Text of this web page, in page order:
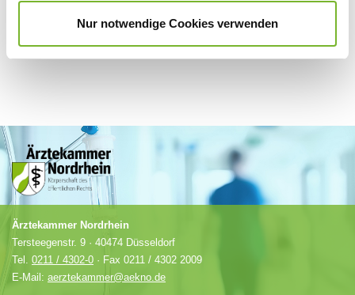
Nur notwendige Cookies verwenden
Ärztekammer Nordrhein
Tersteegenstr. 9 · 40474 Düsseldorf
Tel. 0211 / 4302-0 · Fax 0211 / 4302 2009
E-Mail: aerztekammer@aekno.de